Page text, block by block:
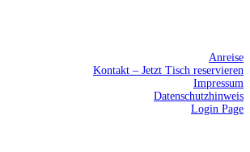
Anreise
Kontakt – Jetzt Tisch reservieren
Impressum
Datenschutzhinweis
Login Page